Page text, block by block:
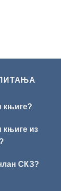
књиге?
књиге из
СКЗ?